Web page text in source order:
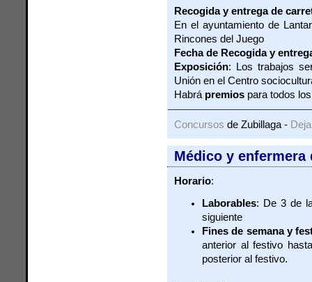
Recogida y entrega de
En el ayuntamiento de
Rincones del Juego
Fecha de Recogida y
Exposición: Los trabajos
Unión en el Centro
Habrá premios para todos
Concursos de Zubillaga -
Médico y enfermera
Horario:
Laborables: De 3 de
siguiente
Fines de semana y
anterior al festivo
posterior al festivo.